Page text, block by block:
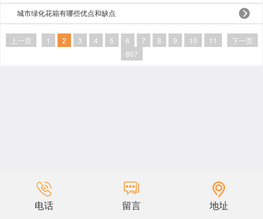
城市绿化花箱有哪些优点和缺点
上一页 1 2 3 4 5 6 7 8 9 10 11
下一页
807
电话 留言 地址